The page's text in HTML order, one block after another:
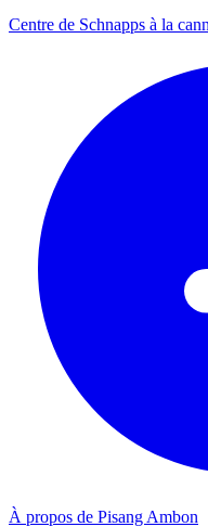
Centre de Schnapps à la
À propos de Pisang Ambon